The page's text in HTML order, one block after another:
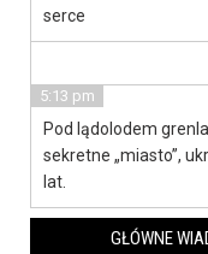
serce
5:13 pm
Pod lądolodem
sekretne „miasto”,
lat.
GŁÓWNE